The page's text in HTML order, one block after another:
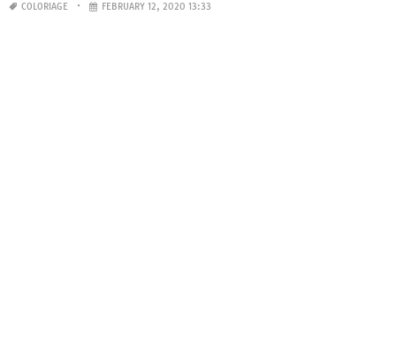
COLORIAGE FEBRUARY 12, 2020 13:33